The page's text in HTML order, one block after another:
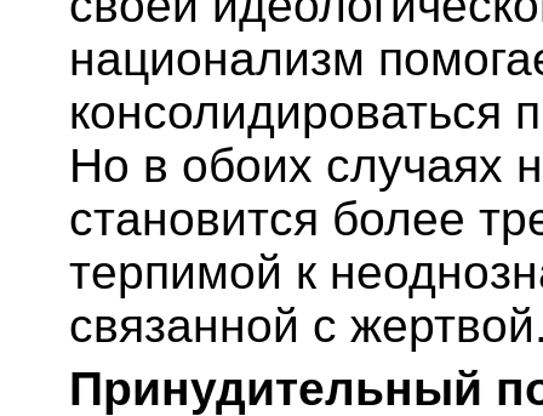
национализм
консолидироваться
Но в обоих случаях
становится более
терпимой к
связанной с
Принудительный